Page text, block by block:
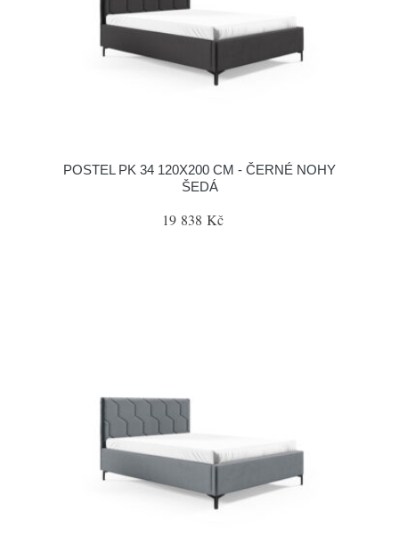
POSTEL PK 34 120X200 CM - ČERNÉ NOHY
ŠEDÁ
19 838 Kč